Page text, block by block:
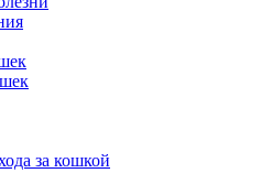
за кошкой